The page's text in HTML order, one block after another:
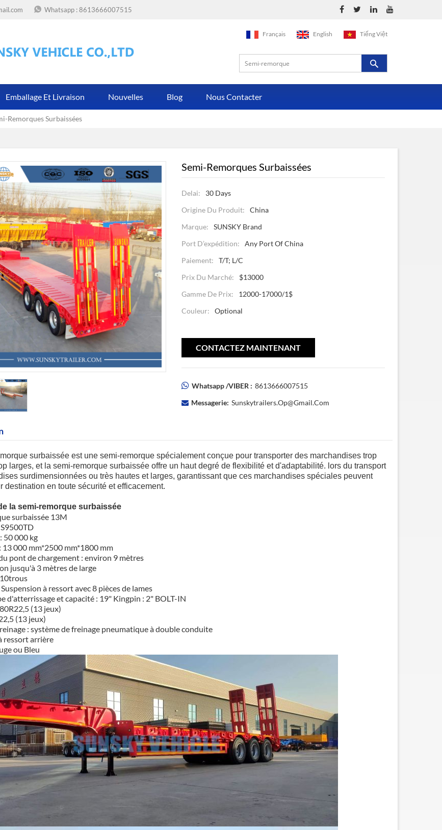
Whatsapp :8613666007515
Français English Tiếng Việt
Emballage Et Livraison Nouvelles Blog Nous Contacter
Remorques Surbaissées
Semi-Remorques Surbaissées
Delai:
30 Days
Origine Du Produit:
China
Marque:
SUNSKY Brand
Port D’expédition:
Any Port Of China
Paiement:
T/T; L/C
Prix Du Marché:
$13000
Gamme De Prix:
12000-17000/1$
Couleur:
Optional
CONTACTEZ MAINTENANT
Whatsapp /VIBER : 8613666007515
Messagerie: Sunskytrailers.op@gmail.com
surbaisséeest une semi-remorque spécialement conçue pour transporter des marchandises trop
larges, et la semi-remorque surbaissée offre un haut degré de flexibilité et d'adaptabilité. lors du transport
surdimensionnées ou très hautes et larges, garantissant que ces marchandises spéciales peuvent
destination en toute sécurité et efficacement.
la semi-remorque surbaissée
surbaissée 13M
50 000 kg
13 000 mm*2500 mm*1800 mm
pont de chargement : environ 9 mètres
jusqu'à 3 mètres de large
à ressort avec 8 pièces de lames
d'atterrissage et capacité : 19" Kingpin : 2" BOLT-IN
(13 jeux)
(13 jeux)
: système de freinage pneumatique à double conduite
ressort arrière
ou Bleu